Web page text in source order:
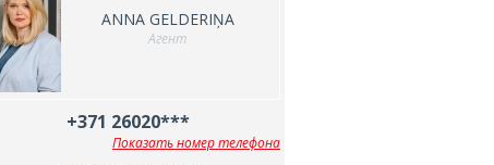
ANNA GELDERIŅA
Агент
+371 26020***
Показать номер телефона